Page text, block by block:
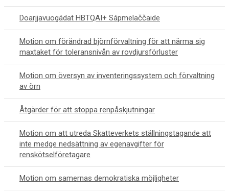
Doarjjavuogádat HBTQAI+ Sápmelaččaide
Motion om förändrad björnförvaltning för att närma sig
maxtaket för toleransnivån av rovdjursförluster
Motion om översyn av inventeringssystem och förvaltning
av örn
Åtgärder för att stoppa renpåskjutningar
Motion om att utreda Skatteverkets ställningstagande att
inte medge nedsättning av egenavgifter för
renskötselföretagare
Motion om samernas demokratiska möjligheter